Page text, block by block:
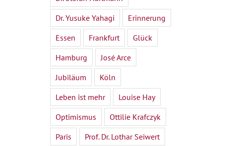
Dr. Yusuke Yahagi
Erinnerung
Essen
Frankfurt
Glück
Hamburg
José Arce
Jubiläum
Köln
Leben ist mehr
Louise Hay
Optimismus
Ottilie Krafczyk
Paris
Prof. Dr. Lothar Seiwert